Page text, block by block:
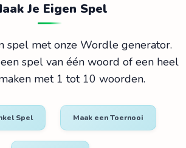
Je Eigen Spel
spel met onze Wordle generator.
spel van één woord of een heel
met 1 tot 10 woorden.
Spel Maak een Toernooi